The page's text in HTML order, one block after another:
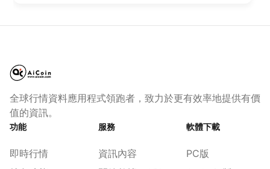
全球行情資料應用程式領跑者，致力於更有效率地提供有價
值的資訊。
功能
即時行情
服務
資訊內容
軟體下載
PC版